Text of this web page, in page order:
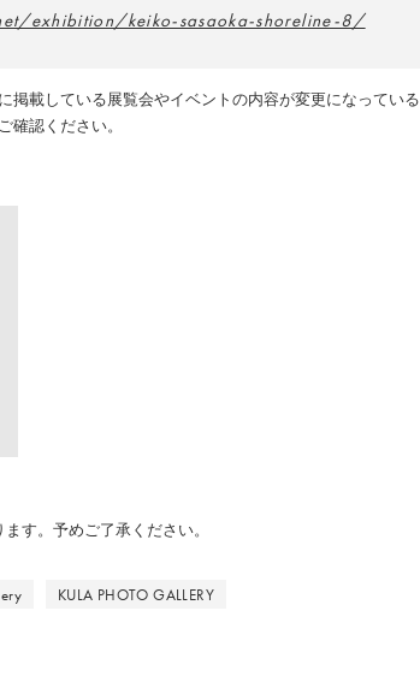
exhibition/keiko-sasaoka-shoreline-8/
掲載している展覧会やイベントの内容が変更になっている
認ください。
す。予めご了承ください。
KULA PHOTO GALLERY